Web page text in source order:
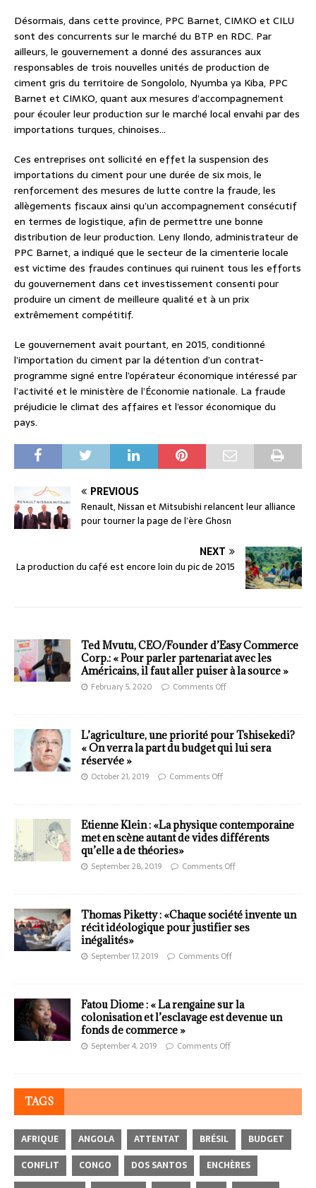
Désormais, dans cette province, PPC Barnet, CIMKO et CILU
sont des concurrents sur le marché du BTP en RDC. Par
ailleurs, le gouvernement a donné des assurances aux
responsables de trois nouvelles unités de production de
ciment gris du territoire de Songololo, Nyumba ya Kiba, PPC
Barnet et CIMKO, quant aux mesures d’accompagnement
pour écouler leur production sur le marché local envahi par des
importations turques, chinoises…
Ces entreprises ont sollicité en effet la suspension des
importations du ciment pour une durée de six mois, le
renforcement des mesures de lutte contre la fraude, les
allègements fiscaux ainsi qu’un accompagnement consécutif
en termes de logistique, afin de permettre une bonne
distribution de leur production. Leny Ilondo, administrateur de
PPC Barnet, a indiqué que le secteur de la cimenterie locale
est victime des fraudes continues qui ruinent tous les efforts
du gouvernement dans cet investissement consenti pour
produire un ciment de meilleure qualité et à un prix
extrêmement compétitif.
Le gouvernement avait pourtant, en 2015, conditionné
l’importation du ciment par la détention d’un contrat-
programme signé entre l’opérateur économique intéressé par
l’activité et le ministère de l’Économie nationale. La fraude
préjudicie le climat des affaires et l’essor économique du
pays.
PREVIOUS
Renault, Nissan et Mitsubishi relancent leur alliance
pour tourner la page de l’ère Ghosn
NEXT
La production du café est encore loin du pic de 2015
Ted Mvutu, CEO/Founder d’Easy Commerce
Corp.: « Pour parler partenariat avec les
Américains, il faut aller puiser à la source »
February 5, 2020 Comments Off
L’agriculture, une priorité pour Tshisekedi?
« On verra la part du budget qui lui sera
réservée »
October 21, 2019 Comments Off
Etienne Klein : «La physique contemporaine
met en scène autant de vides différents
qu’elle a de théories»
September 28, 2019 Comments Off
Thomas Piketty : «Chaque société invente un
récit idéologique pour justifier ses
inégalités»
September 17, 2019 Comments Off
Fatou Diome : « La rengaine sur la
colonisation et l’esclavage est devenue un
fonds de commerce »
September 4, 2019 Comments Off
TAGS
AFRIQUE ANGOLA ATTENTAT BRÉSIL
BUDGET
CONFLIT
CONGO DOS SANTOS
ENCHÈRES